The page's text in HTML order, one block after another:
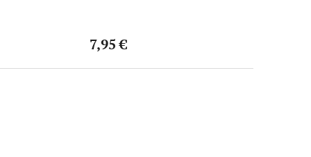
7,95 €